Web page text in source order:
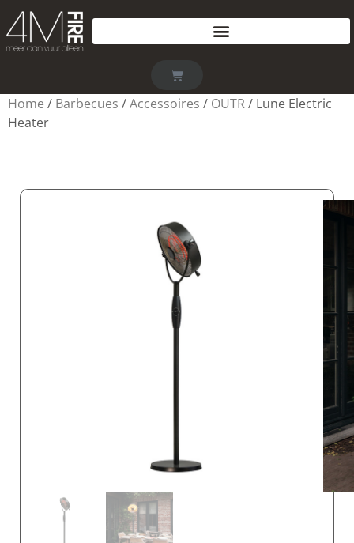
Home / Barbecues /Accessoires / OUTR/ Lune Electric
Heater